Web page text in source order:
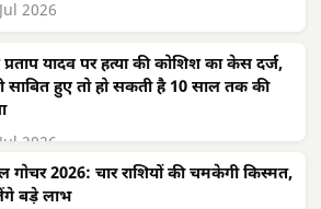
2026
यादव पर हत्या की कोशिश का केस दर्ज,
साबित हुए तो हो सकती है 10 साल तक की
2026
गोचर 2026: चार राशियों की चमकेगी किस्मत,
बड़े लाभ